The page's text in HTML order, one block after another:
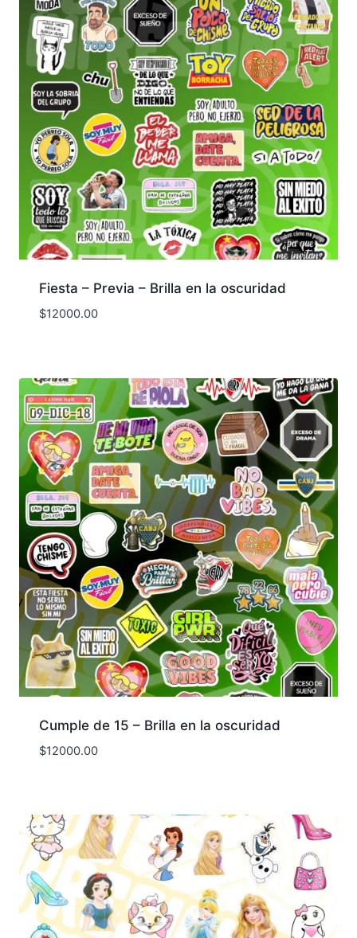
Fiesta – Previa – Brilla en la oscuridad
$12000.00
Cumple de 15 – Brilla en la oscuridad
$12000.00